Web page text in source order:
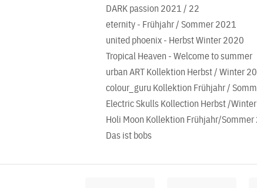
DARK passion 2021 / 22
eternity - Frühjahr / Sommer 2021
united phoenix - Herbst Winter 2020
Tropical Heaven - Welcome to summer
urban ART Kollektion Herbst / Winter
colour_guru Kollektion Frühjahr /
Electric Skulls Kollection Herbst /
Holi Moon Kollektion Frühjahr/
Das ist bobs